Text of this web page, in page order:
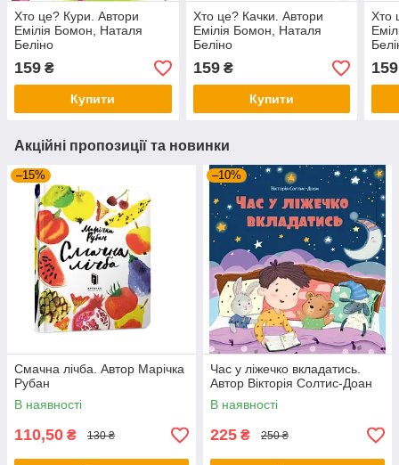
Хто це? Кури. Автори
Емілія Бомон, Наталя
Беліно
159 ₴
Купити
Хто це? Качки. Автори
Емілія Бомон, Наталя
Беліно
159₴
Купити
Хто
159
Акційні пропозиції та новинки
–15%
Смачна лічба. Автор Марічка
Рубан
В наявності
110,50 ₴ 130 ₴
–10%
Час у ліжечко вкладатись.
Автор Вікторія Солтис-Доан
В наявності
225 ₴ 250 ₴